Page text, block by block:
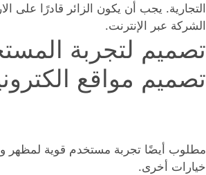
التجارية. يجب أن يكون الزائر قادرًا على
الشركة عبر الإنترنت.
تصميم لتجربة
تصميم مواقع
مطلوب أيضًا تجربة مستخدم قوية لمظهر
خيارات أخرى.